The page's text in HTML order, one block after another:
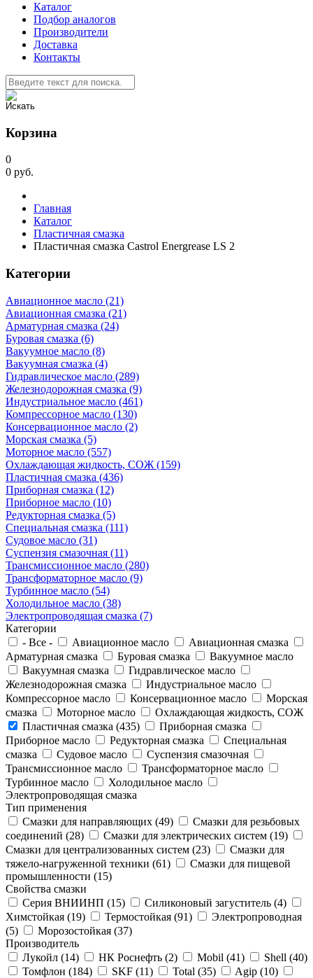
Каталог
Подбор аналогов
Производители
Доставка
Контакты
Корзина
0
0 руб.
Главная
Каталог
Пластичная смазка
Пластичная смазка Castrol Energrease LS 2
Категории
Авиационное масло (21)
Авиационная смазка (21)
Арматурная смазка (24)
Буровая смазка (6)
Вакуумное масло (8)
Вакуумная смазка (4)
Гидравлическое масло (289)
Железнодорожная смазка (9)
Индустриальное масло (461)
Компрессорное масло (130)
Консервационное масло (2)
Морская смазка (5)
Моторное масло (557)
Охлаждающая жидкость, СОЖ (159)
Пластичная смазка (436)
Приборная смазка (12)
Приборное масло (10)
Редукторная смазка (5)
Специальная смазка (111)
Судовое масло (31)
Суспензия смазочная (11)
Трансмиссионное масло (280)
Трансформаторное масло (9)
Турбинное масло (54)
Холодильное масло (38)
Электропроводящая смазка (7)
Категории
- Все -
Авиационное масло
Авиационная смазка
Арматурная смазка
Буровая смазка
Вакуумное масло
Вакуумная смазка
Гидравлическое масло
Железнодорожная смазка
Индустриальное масло
Компрессорное масло
Консервационное масло
Морская
смазка
Моторное масло
Охлаждающая жидкость, СОЖ
Пластичная смазка (435)
Приборная смазка
Приборное масло
Редукторная смазка
Специальная
смазка
Судовое масло
Суспензия смазочная
Трансмиссионное масло
Трансформаторное масло
Турбинное масло
Холодильное масло
Электропроводящая смазка
Тип применения
Смазки для направляющих (49)
Смазки для резьбовых
соединений (28)
Смазки для электрических систем (19)
Смазки для централизованных систем (23)
Смазки для
тяжело-нагруженной техники (61)
Смазки для пищевой
промышленности (15)
Свойства смазки
Серия ВНИИНП (15)
Силиконовый загуститель (4)
Химстойкая (19)
Термостойкая (91)
Электропроводная
(5)
Морозостойкая (37)
Производитель
Лукойл (14)
НК Роснефть (2) Mobil (41)
Shell (40)
Томфлон (184)
SKF (11) Total (35)
Agip (10)